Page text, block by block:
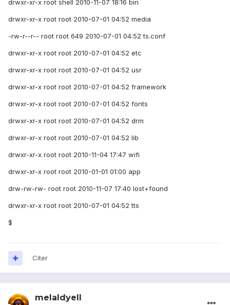
drwxr-xr-x root shell 2010-11-07 18:16 bin
drwxr-xr-x root root 2010-07-01 04:52 media
-rw-r--r-- root root 649 2010-07-01 04:52 ts.conf
drwxr-xr-x root root 2010-07-01 04:52 etc
drwxr-xr-x root root 2010-07-01 04:52 usr
drwxr-xr-x root root 2010-07-01 04:52 framework
drwxr-xr-x root root 2010-07-01 04:52 fonts
drwxr-xr-x root root 2010-07-01 04:52 drm
drwxr-xr-x root root 2010-07-01 04:52 lib
drwxr-xr-x root root 2010-11-04 17:47 wifi
drwxr-xr-x root root 2010-01-01 01:00 app
drw-rw-rw- root root 2010-11-07 17:40 lost+found
drwxr-xr-x root root 2010-07-01 04:52 tts
$
Citer
melaldyell